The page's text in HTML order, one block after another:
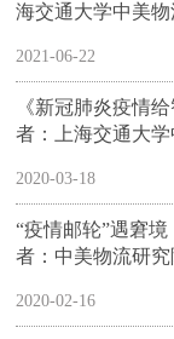
海交通大学中美物
2021-06-22
《新冠肺炎疫情
者：上海交通大
2020-03-18
“疫情邮轮”遇窘
者：中美物流研究
2020-02-16